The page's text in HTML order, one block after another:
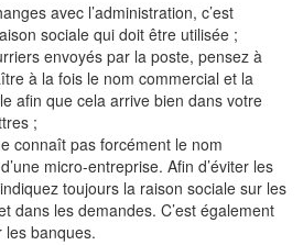
avec l’administration, c’est
sociale qui doit être utilisée ;
envoyés par la poste, pensez à
à la fois le nom commercial et la
afin que cela arrive bien dans votre
;
connaît pas forcément le nom
micro-entreprise. Afin d’éviter les
toujours la raison sociale sur les
dans les demandes. C’est également
les banques.